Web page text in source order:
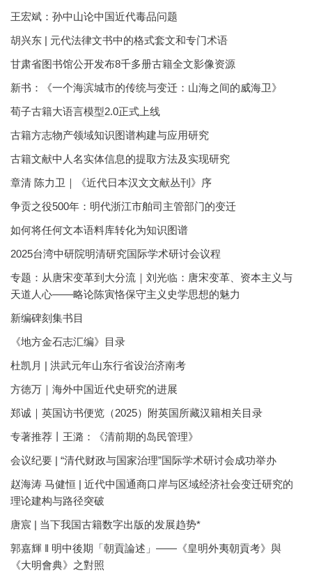
王宏斌：孙中山论中国近代毒品问题
胡兴东 | 元代法律文书中的格式套文和专门术语
甘肃省图书馆公开发布8千多册古籍全文影像资源
新书：《一个海滨城市的传统与变迁：山海之间的威海卫》
荀子古籍大语言模型2.0正式上线
古籍方志物产领域知识图谱构建与应用研究
古籍文献中人名实体信息的提取方法及实现研究
章清 陈力卫｜《近代日本汉文文献丛刊》序
争贡之役500年：明代浙江市舶司主管部门的变迁
如何将任何文本语料库转化为知识图谱
2025台湾中研院明清研究国际学术研讨会议程
专题：从唐宋变革到大分流｜刘光临：唐宋变革、资本主义与
天道人心——略论陈寅恪保守主义史学思想的魅力
新编碑刻集书目
《地方金石志汇编》目录
杜凯月 | 洪武元年山东行省设治济南考
方徳万｜海外中国近代史研究的进展
郑诚｜英国访书便览（2025）附英国所藏汉籍相关目录
专著推荐丨王潞：《清前期的岛民管理》
会议纪要 | “清代财政与国家治理”国际学术研讨会成功举办
赵海涛 马健恒 | 近代中国通商口岸与区域经济社会变迁研究的
理论建构与路径突破
唐宸 | 当下我国古籍数字出版的发展趋势*
郭嘉輝 ‖ 明中後期「朝貢論述」——《皇明外夷朝貢考》與
《大明會典》之對照